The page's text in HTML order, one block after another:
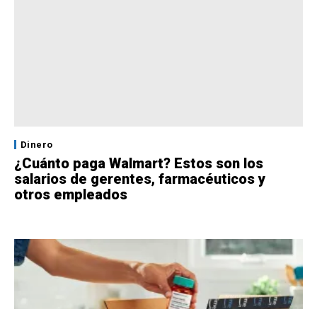
Dinero
¿Cuánto paga Walmart? Estos son los
salarios de gerentes, farmacéuticos y
otros empleados